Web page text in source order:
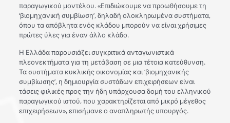
παραγωγικού μοντέλου. «Επιδιώκουμε να προωθήσουμε τη
‘βιομηχανική συμβίωση’, δηλαδή ολοκληρωμένα συστήματα,
όπου τα απόβλητα ενός κλάδου μπορούν να είναι χρήσιμες
πρώτες ύλες για έναν άλλο κλάδο.
Η Ελλάδα παρουσιάζει συγκριτικά ανταγωνιστικά
πλεονεκτήματα για τη μετάβαση σε μια τέτοια κατεύθυνση.
Τα συστήματα κυκλικής οικονομίας και ‘βιομηχανικής
συμβίωσης’, η δημιουργία συστάδων επιχειρήσεων είναι
τάσεις φιλικές προς την ήδη υπάρχουσα δομή του ελληνικού
παραγωγικού ιστού, που χαρακτηρίζεται από μικρό μέγεθος
επιχειρήσεων», επισήμανε ο αναπληρωτής υπουργός.